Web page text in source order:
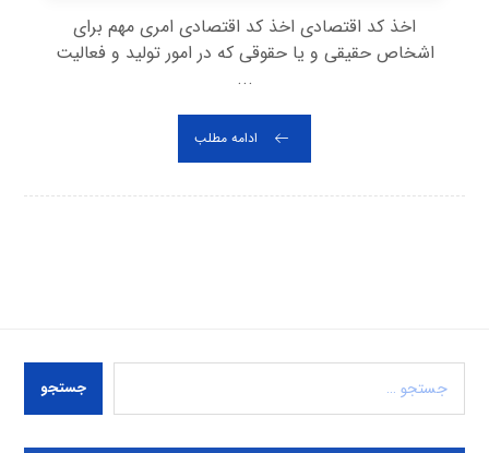
اخذ کد اقتصادی اخذ کد اقتصادی امری مهم برای
اشخاص حقیقی و یا حقوقی که در امور تولید و فعالیت
...
ادامه مطلب
جستجو